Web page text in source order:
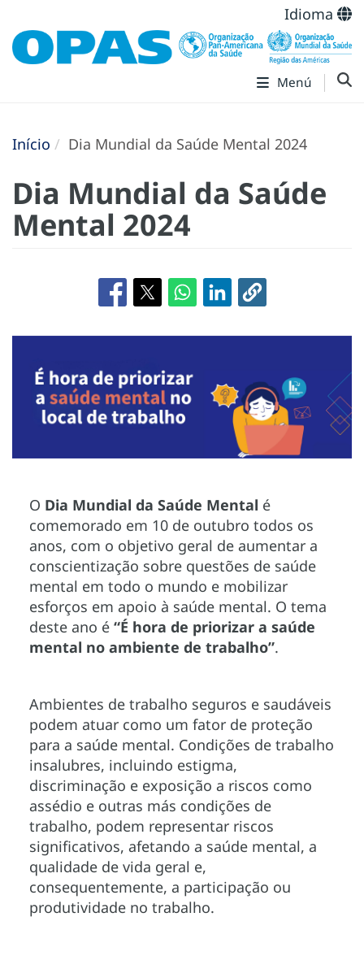
Idioma
Menú
Início Dia Mundial da Saúde Mental 2024
Dia Mundial da Saúde
Mental 2024
O Dia Mundial da Saúde Mental é
comemorado em 10 de outubro todos os
anos, com o objetivo geral de aumentar a
conscientização sobre questões de saúde
mental em todo o mundo e mobilizar
esforços em apoio à saúde mental. O tema
deste ano é “É hora de priorizar a saúde
mental no ambiente de trabalho”.
Ambientes de trabalho seguros e saudáveis
podem atuar como um fator de proteção
para a saúde mental. Condições de trabalho
insalubres, incluindo estigma,
discriminação e exposição a riscos como
assédio e outras más condições de
trabalho, podem representar riscos
significativos, afetando a saúde mental, a
qualidade de vida geral e,
consequentemente, a participação ou
produtividade no trabalho.